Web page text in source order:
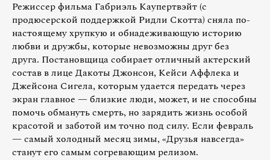
Режиссер фильма Габриэль Каупертвэйт (с
продюсерской поддержкой Ридли Скотта) сняла по-
настоящему хрупкую и обнадеживающую историю
любви и дружбы, которые невозможны друг без
друга. Постановщица собирает отличный актерский
состав в лице Дакоты Джонсон, Кейси Аффлека и
Джейсона Сигела, которым удается передать через
экран главное — близкие люди, может, и не способны
помочь обмануть смерть, но зарядить жизнь особой
красотой и заботой им точно под силу. Если февраль
— самый холодный месяц зимы, «Друзья навсегда»
станут его самым согревающим релизом.